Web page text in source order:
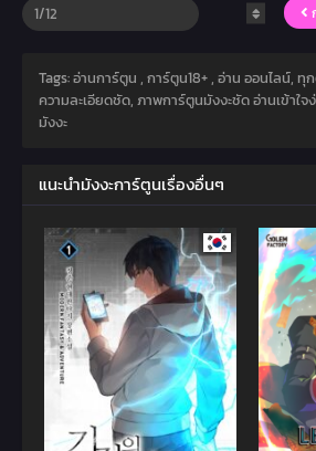
Tags: อ่านการ์ตูน , การ์ตูน18+ , อ่าน ออนไลน์,
ความละเอียดชัด, ภาพการ์ตูนมังงะชัด อ่านเข้าใจ
มังงะ
แนะนำมังงะการ์ตูนเรื่องอื่นๆ